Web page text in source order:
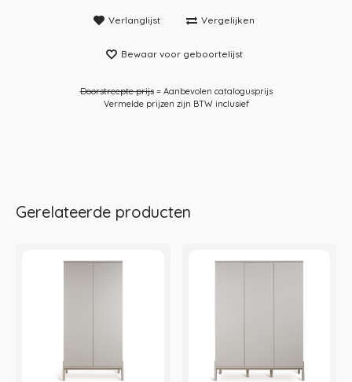
Verlanglijst Vergelijken
Bewaar voor geboortelijst
Doorstreepte prijs= Aanbevolen catalogusprijs
Vermelde prijzen zijn BTW inclusief
Gerelateerde producten